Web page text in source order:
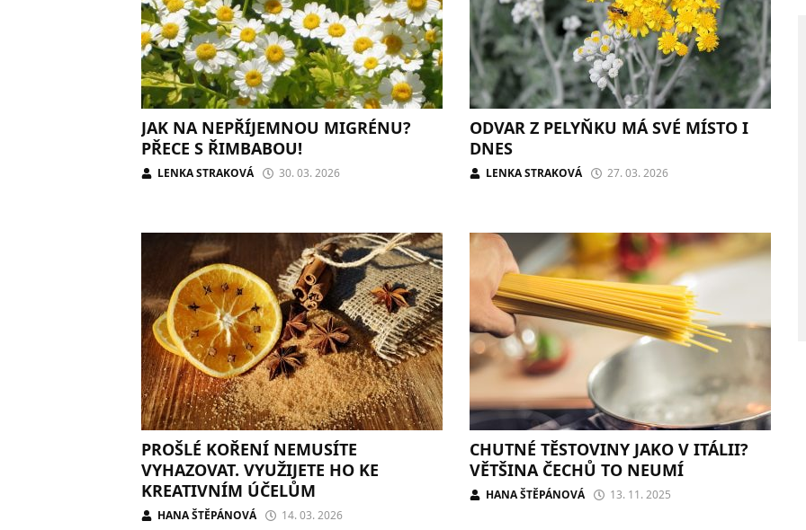
JAK NA NEPŘÍJEMNOU MIGRÉNU?
PŘECE S ŘIMBABOU!
LENKA STRAKOVÁ 30. 03. 2026
ODVAR Z PELYŇKU MÁ SVÉ MÍSTO I
DNES
LENKA STRAKOVÁ 27. 03. 2026
PROŠLÉ KOŘENÍ NEMUSÍTE
VYHAZOVAT. VYUŽIJETE HO KE
KREATIVNÍM ÚČELŮM
HANA ŠTĚPÁNOVÁ 14. 03. 2026
CHUTNÉ TĚSTOVINY JAKO V ITÁLII?
VĚTŠINA ČECHŮ TO NEUMÍ
HANA ŠTĚPÁNOVÁ 13. 11. 2025